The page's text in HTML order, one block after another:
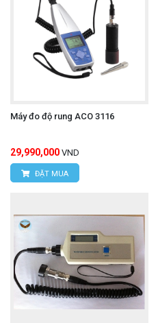
Máy đo độ rung ACO 3116
29,990,000 VND
ĐẶT MUA